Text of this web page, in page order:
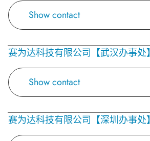
Show contact
赛为达科技有限公司【武汉办事处】
Show contact
赛为达科技有限公司【深圳办事处】